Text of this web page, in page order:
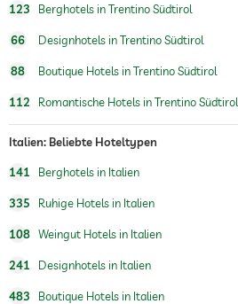
123 Berghotels in Trentino Südtirol
66 Designhotels in Trentino Südtirol
88 Boutique Hotels in Trentino Südtirol
112 Romantische Hotels in Trentino Südtirol
Italien: Beliebte Hoteltypen
141 Berghotels in Italien
335 Ruhige Hotels in Italien
108 Weingut Hotels in Italien
241 Designhotels in Italien
483 Boutique Hotels in Italien